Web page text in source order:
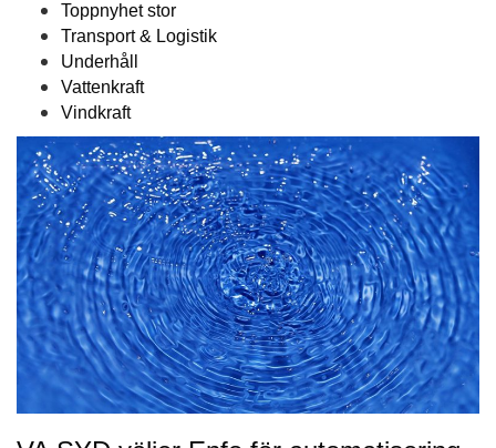
Toppnyhet stor
Transport & Logistik
Underhåll
Vattenkraft
Vindkraft